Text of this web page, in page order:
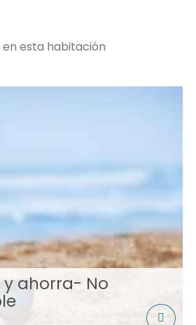
esta habitación
ahorra- No